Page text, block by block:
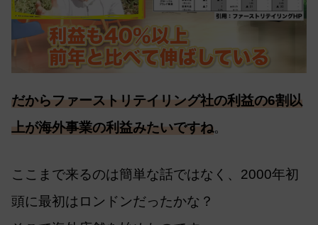
だからファーストリテイリング社の利益の6割以
上が海外事業の利益みたいですね。
ここまで来るのは簡単な話ではなく、2000年初
頭に最初はロンドンだったかな？